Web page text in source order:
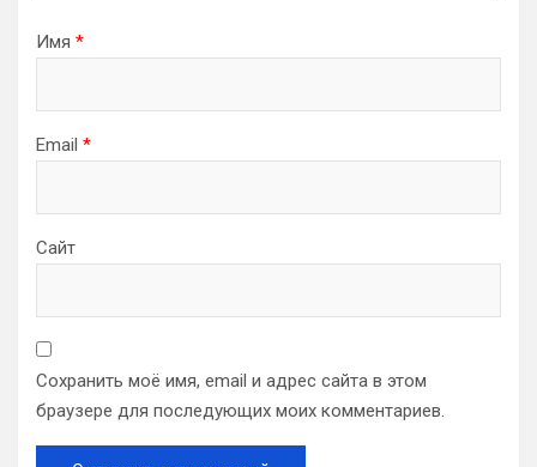
Имя *
Email *
Сайт
Сохранить моё имя, email и адрес сайта в этом
браузере для последующих моих комментариев.